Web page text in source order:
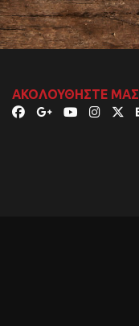
ΑΚΟΛΟΥΘΉΣΤΕ ΜΑΣ